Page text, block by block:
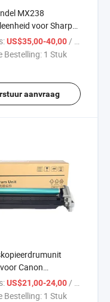
MX238
voor Sharp
AR-2048S 2048D
Copier
US$35,00-40,00/ Stuk
Bestelling: 1 Stuk
aanvraag
Canon
IR2018 2022
US$21,00-24,00 / Stuk
Bestelling: 1 Stuk